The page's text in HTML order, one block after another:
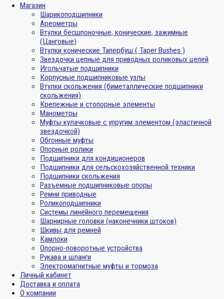
Магазин
Шарикоподшипники
Ареометры
Втулки бесшпоночные, конические, зажимные
(Цанговые)
Втулки конические Тапербуш ( Taper Bushes )
Звездочки цепные для приводных роликовых цепей
Игольчатые подшипники
Корпусные подшипниковые узлы
Втулки скольжения (биметаллические подшипники
скольжения)
Крепежные и стопорные элементы
Манометры
Муфты кулачковые с упругим элементом (эластичной
звездочкой)
Обгонные муфты
Опорные ролики
Подшипники для кондиционеров
Подшипники для сельскохозяйственной техники
Подшипники скольжения
Разъемные подшипниковые опоры
Ремни приводные
Роликоподшипники
Системы линейного перемещения
Шарнирные головки (наконечники штоков)
Шкивы для ремней
Камлоки
Опорно-поворотные устройства
Рукава и шланги
Электромагнитные муфты и тормоза
Личный кабинет
Доставка и оплата
О компании